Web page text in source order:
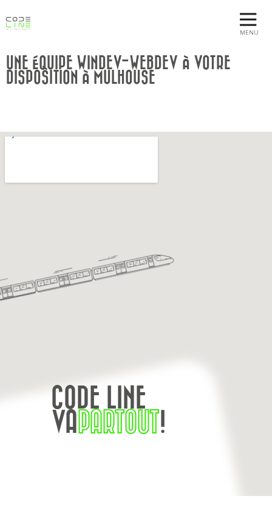
MENU
UNE ÉQUIPE WINDEV-WEBDEV À VOTRE
DISPOSITION À MULHOUSE
CODE LINE
VAPARTOUT!